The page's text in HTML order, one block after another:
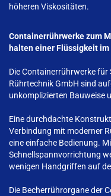
höheren Viskositäten.
Containerrührwerke zum
halten einer Flüssigkeit im
Die Containerrührwerke
Rührtechnik GmbH sind
unkomplizierten Bauweise
Eine durchdachte
Verbindung mit moderner
eine einfache Bedienung.
Schnellspannvorrichtung
wenigen Handgriffen auf
Die Becherrührorgane der